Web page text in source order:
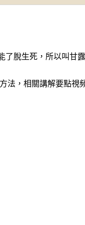
了脫生死，所以叫甘
，相關講解要點視